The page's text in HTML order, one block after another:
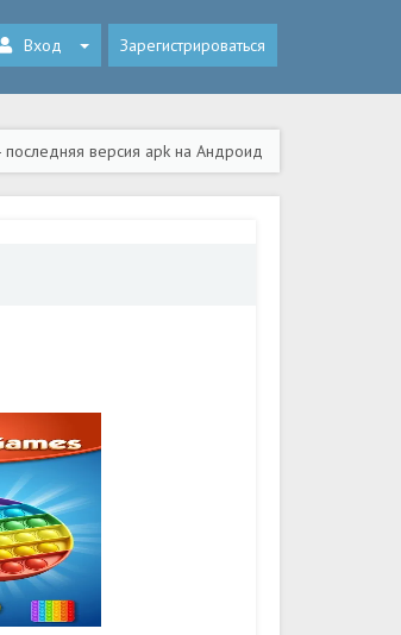
Вход Зарегистрироваться
версия apk на Андроид